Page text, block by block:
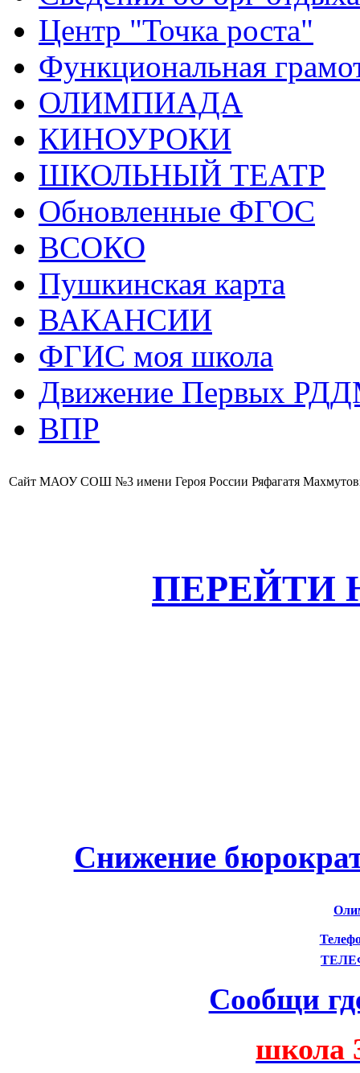
Центр "Точка роста"
Функциональная
ОЛИМПИАДА
КИНОУРОКИ
ШКОЛЬНЫЙ ТЕАТР
Обновленные ФГОС
ВСОКО
Пушкинская карта
ВАКАНСИИ
ФГИС моя школа
Движение Первых
ВПР
Сайт МАОУ СОШ №3 имени Героя России Ряфагатя
ПЕРЕЙТИ
Снижение
Сообщи
школа